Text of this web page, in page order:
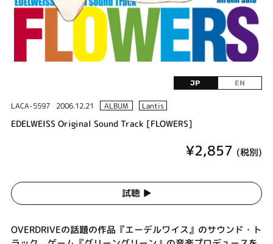
JP EN
LACA-5597 2006.12.21 ALBUM Lantis
EDELWEISS Original Sound Track [FLOWERS]
¥2,857 (税別)
試聴 ▶︎
OVERDRIVEの話題の作品『エーデルワイス』のサウンド・ト